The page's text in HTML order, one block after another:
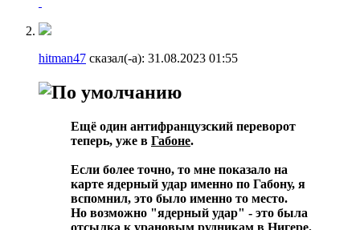
hitman47 сказал(-а): 31.08.2023 01:55
Ещё один антифранцузский переворот
теперь, уже в Габоне.
Если более точно, то мне показало на
карте ядерный удар именно по Габону, я
вспомнил, это было именно то место.
Но возможно "ядерный удар" - это была
отсылка к урановым рудникам в Нигере.